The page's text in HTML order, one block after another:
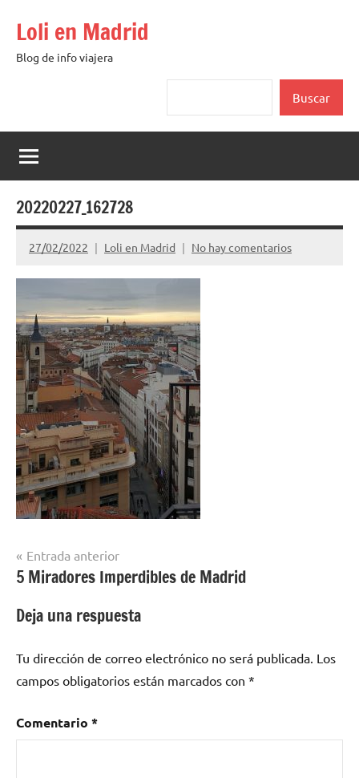
contenido
Loli en Madrid
Blog de info viajera
Buscar
20220227_162728
27/02/2022 Loli en Madrid No hay comentarios
Navegación
de
entradas
Entrada anterior
5 Miradores Imperdibles de Madrid
Deja una respuesta
Tu dirección de correo electrónico no será publicada. Los
campos obligatorios están marcados con *
Comentario *